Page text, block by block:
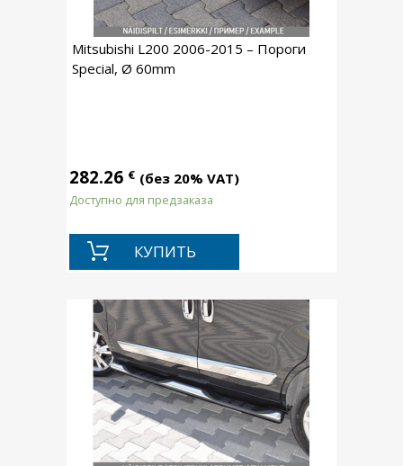
Mitsubishi L200 2006-2015 – Пороги
Special, Ø 60mm
282.26 € (без 20% VAT)
Доступно для предзаказа
КУПИТЬ